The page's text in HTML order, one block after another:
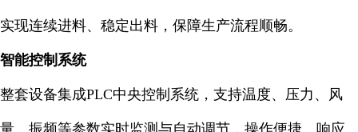
实现连续进料、稳定出料，保障生产流程顺畅。
智能控制系统
整套设备集成PLC中央控制系统，支持温度、压力、风
量、振频等参数实时监测与自动调节，操作便捷、响应